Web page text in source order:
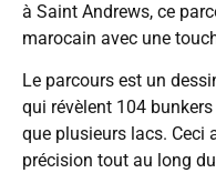
à Saint Andrews, ce
marocain avec une
Le parcours est un
qui révèlent 104
que plusieurs lacs. Ceci
précision tout au long